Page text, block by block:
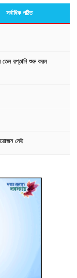
সর্বাধিক পঠিত
তেল রপ্তানি শুরু করল
নেই